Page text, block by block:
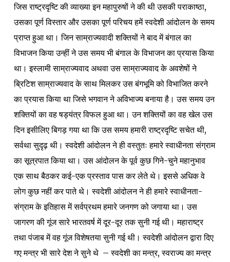
जिस राष्ट्रदृष्टि की व्याख्या इन महापुरुषों ने की थी उसकी पराकाष्ठा,
उसका पूर्ण विस्तार और उसका पूर्ण परिचय हमें स्वदेशी आंदोलन के समय
प्राप्त हुआ था। जिन साम्राज्यवादी शक्तियों ने बाद में बंगाल का
विभाजन किया उन्हीं ने उस समय भी बंगाल के विभाजन का प्रयास किया
था। इस्लामी साम्राज्यवाद अथवा उस साम्राज्यवाद के अवशेषों ने
ब्रिटिश साम्राज्यवाद के साथ मिलकर उस बंगभूमि को विभाजित करने
का प्रयास किया था जिसे भगवान ने अविभाज्य बनाया है। उस समय उन
शक्तियों का वह षड्यंत्र विफल हुआ था। उन शक्तियों का वह खेल उस
दिन इसीलिए बिगड़ गया था कि उस समय हमारी राष्ट्रदृष्टि सचेत थी,
सर्वथा सुदृढ़ थी। स्वदेशी आंदोलन ने ही वस्तुतः हमारे स्वाधीनता संग्राम
का सूत्रपात किया था। उस आंदोलन के पूर्व कुछ गिने-चुने महानुभाव
एक साथ बैठकर कई-एक प्रस्ताव पास कर लेते थे। इससे अधिक वे
लोग कुछ नहीं कर पाते थे। स्वदेशी आंदोलन ने ही हमारे स्वाधीनता-
संग्राम के इतिहास में सर्वप्रथम हमारे जनगण को जगाया था। उस
जागरण की गूंज सारे भारतवर्ष में दूर-दूर तक सुनी गई थी। महाराष्ट्र
तथा पंजाब में वह गूंज विशेषतया सुनी गई थी। स्वदेशी आंदोलन द्वारा दिए
गए मन्त्र भी सारे देश ने सुने थे – स्वदेशी का मन्त्र, स्वराज्य का मन्त्र